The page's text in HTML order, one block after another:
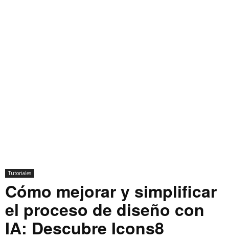
Tutoriales
Cómo mejorar y simplificar
el proceso de diseño con
IA: Descubre Icons8